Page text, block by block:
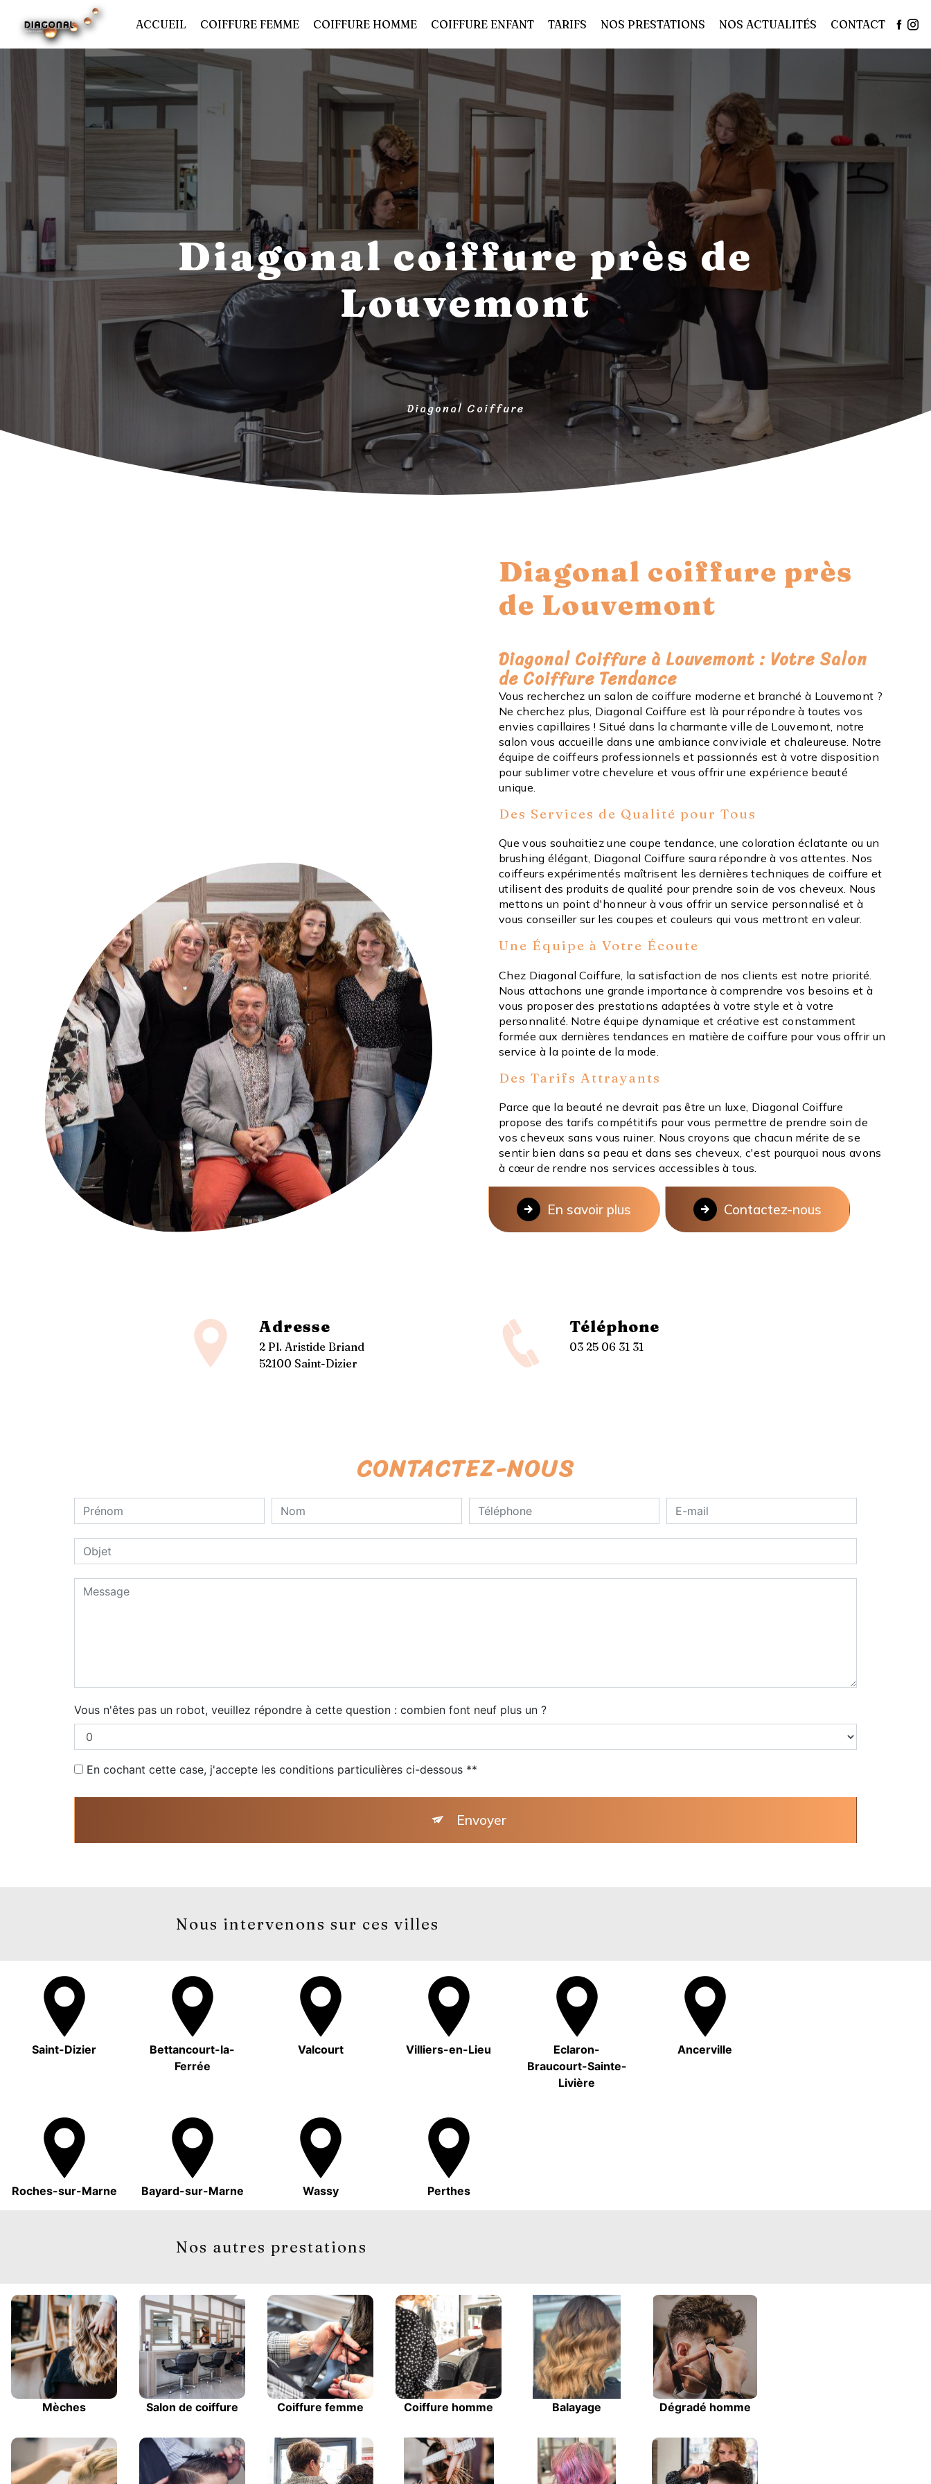
ACCUEIL COIFFURE FEMME COIFFURE HOMME COIFFURE ENFANT TARIFS NOS PRESTATIONS NOS ACTUALITÉS CONTACT
Diagonal coiffure près de
Louvemont
Diagonal Coiffure
Diagonal coiffure près
de Louvemont
Diagonal Coiffure à Louvemont : Votre Salon
de Coiffure Tendance
Vous recherchez un salon de coiffure moderne et branché à Louvemont ?
Ne cherchez plus, Diagonal Coiffure est là pour répondre à toutes vos
envies capillaires ! Situé dans la charmante ville de Louvemont, notre
salon vous accueille dans une ambiance conviviale et chaleureuse. Notre
équipe de coiffeurs professionnels et passionnés est à votre disposition
pour sublimer votre chevelure et vous offrir une expérience beauté
unique.
Des Services de Qualité pour Tous
Que vous souhaitiez une coupe tendance, une coloration éclatante ou un
brushing élégant, Diagonal Coiffure saura répondre à vos attentes. Nos
coiffeurs expérimentés maîtrisent les dernières techniques de coiffure et
utilisent des produits de qualité pour prendre soin de vos cheveux. Nous
mettons un point d'honneur à vous offrir un service personnalisé et à
vous conseiller sur les coupes et couleurs qui vous mettront en valeur.
Une Équipe à Votre Écoute
Chez Diagonal Coiffure, la satisfaction de nos clients est notre priorité.
Nous attachons une grande importance à comprendre vos besoins et à
vous proposer des prestations adaptées à votre style et à votre
personnalité. Notre équipe dynamique et créative est constamment
formée aux dernières tendances en matière de coiffure pour vous offrir un
service à la pointe de la mode.
Des Tarifs Attrayants
Parce que la beauté ne devrait pas être un luxe, Diagonal Coiffure
propose des tarifs compétitifs pour vous permettre de prendre soin de
vos cheveux sans vous ruiner. Nous croyons que chacun mérite de se
sentir bien dans sa peau et dans ses cheveux, c'est pourquoi nous avons
à cœur de rendre nos services accessibles à tous.
En savoir plus Contactez-nous
Adresse
2 Pl. Aristide Briand
52100 Saint-Dizier
Téléphone
03 25 06 31 31
CONTACTEZ-NOUS
Vous n'êtes pas un robot, veuillez répondre à cette question : combien font neuf plus un ?
En cochant cette case, j'accepte les conditions particulières ci-dessous **
Envoyer
Nous intervenons sur ces villes
Saint-Dizier
Bettancourt-la-
Ferrée
Valcourt Villiers-en-Lieu
Eclaron-
Braucourt-Sainte-
Livière
Ancerville
Roches-sur-Marne Bayard-sur-Marne Wassy Perthes
Nos autres prestations
Mèches Salon de coiffure Coiffure femme Coiffure homme Balayage Dégradé homme
Panneau de gestion des cookies